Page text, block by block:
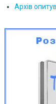
Архів